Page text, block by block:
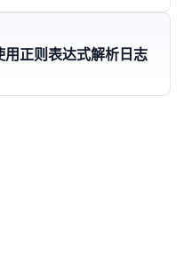
正则表达式解析日志